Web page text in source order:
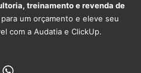
treinamento e revenda de
um orçamento e eleve seu
com a Audatia e ClickUp.